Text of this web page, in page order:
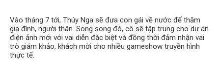
Vào tháng 7 tới, Thúy Nga sẽ đưa con gái về nước để thăm
gia đình, người thân. Song song đó, cô sẽ tập trung cho dự án
điện ảnh mới với vai diễn đặc biệt và đồng thời đảm nhận vai
trò giám khảo, khách mời cho nhiều gameshow truyền hình
thực tế.